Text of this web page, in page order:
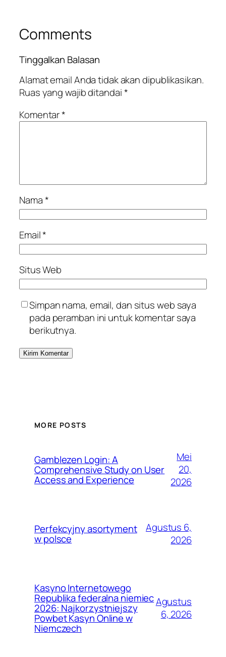
Comments
Tinggalkan Balasan
Alamat email Anda tidak akan dipublikasikan.
Ruas yang wajib ditandai*
Komentar*
Nama*
Email*
Situs Web
Simpan nama, email, dan situs web saya
pada peramban ini untuk komentar saya
berikutnya.
MORE POSTS
Gamblezen Login: A
Comprehensive Study on User
Access and Experience
Mei
20,
2026
Perfekcyjny asortyment
w polsce
Agustus 6,
2026
Kasyno Internetowego
Republika federalna niemiec
2026: Najkorzystniejszy
Powbet Kasyn Online w
Niemczech
Agustus
6, 2026